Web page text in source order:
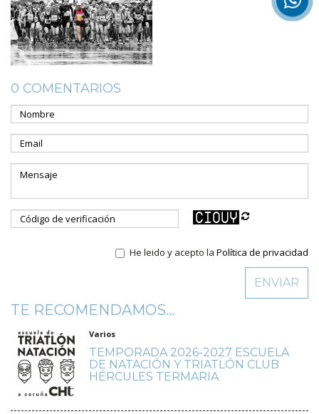
0 COMENTARIOS
He leido y acepto la Política de privacidad
TE RECOMENDAMOS...
Varios
TEMPORADA 2026-2027 ESCUELA
DE NATACIÓN Y TRIATLÓN CLUB
HÉRCULES TERMARIA